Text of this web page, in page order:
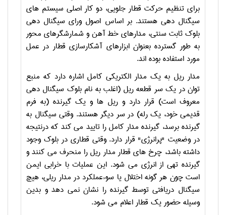
برای تنظیم حرکت قطار جلویی، دو کار اصلی سیستم های
سیگنال دهی هستند. بر اساس اصول ورای سیگنال دهی
بلوک ثابت سنتی، مدارهای خط آهن و شمارشگرهای محور
به طور گسترده بعنوان ابزارهای آشکارسازی قطار در عمل
مورد استفاده بوده اند.
مدار ریل به یک مدار الکتریکی کامل اشاره دارد که منبع
توان در یک سر قطعه ریل (اغلب به نام بلوک سیگنال دهی
معروف است) قرار دارد و ریل ها و یک گیرنده (به فرم
قدیمی خود، یک رله) در سر دیگر هستند. وقتی سیگنال به
گیرنده برسد، گیرنده مدار کامل را تایید می کند که درنتیجه
در وضعیت "پرانرژی" قرار دارد. وقتی قطاری در بلوک وجود
داشته باشد، چرخ های قطار مدار ریل را منحرف می کنند و
گیرنده تهی از انرژی می شود. این عملیات با خرابی ایمن
است چون هر گونه اختلال یا سوءعملکرد در مدار ریلی، هیچ
سیگنال دریافتی توسط گیرنده را نشان نمی دهد و بدین
وسیله حضور یک قطار اعلام می شود.